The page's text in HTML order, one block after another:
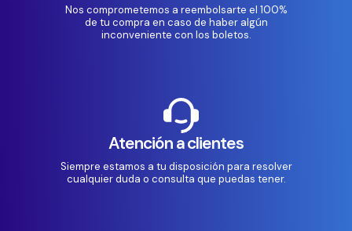
Nos comprometemos a reembolsarte el 100%
de tu compra en caso de haber algún
inconveniente con los boletos.
Atención a clientes
Siempre estamos a tu disposición para resolver
cualquier duda o consulta que puedas tener.